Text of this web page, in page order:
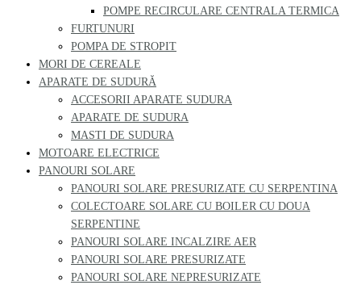
POMPE RECIRCULARE CENTRALA TERMICA
FURTUNURI
POMPA DE STROPIT
MORI DE CEREALE
APARATE DE SUDURĂ
ACCESORII APARATE SUDURA
APARATE DE SUDURA
MASTI DE SUDURA
MOTOARE ELECTRICE
PANOURI SOLARE
PANOURI SOLARE PRESURIZATE CU SERPENTINA
COLECTOARE SOLARE CU BOILER CU DOUA
SERPENTINE
PANOURI SOLARE INCALZIRE AER
PANOURI SOLARE PRESURIZATE
PANOURI SOLARE NEPRESURIZATE